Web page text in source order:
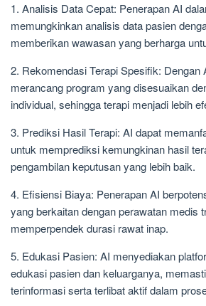
1. Analisis Data Cepat: Penerapan AI
memungkinkan analisis data pasien
memberikan wawasan yang berharga
2. Rekomendasi Terapi Spesifik: Dengan
merancang program yang disesuaikan
individual, sehingga terapi menjadi lebih
3. Prediksi Hasil Terapi: AI dapat
untuk memprediksi kemungkinan hasil
pengambilan keputusan yang lebih baik.
4. Efisiensi Biaya: Penerapan AI
yang berkaitan dengan perawatan medis
memperpendek durasi rawat inap.
5. Edukasi Pasien: AI menyediakan
edukasi pasien dan keluarganya,
terinformasi serta terlibat aktif dalam